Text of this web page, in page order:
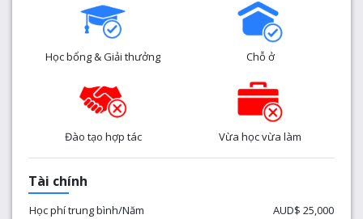
Học bổng & Giải thưởng Chỗ ở
Đào tạo hợp tác Vừa học vừa làm
Tài chính
Học phí trung bình/Năm
AUD$ 25,000